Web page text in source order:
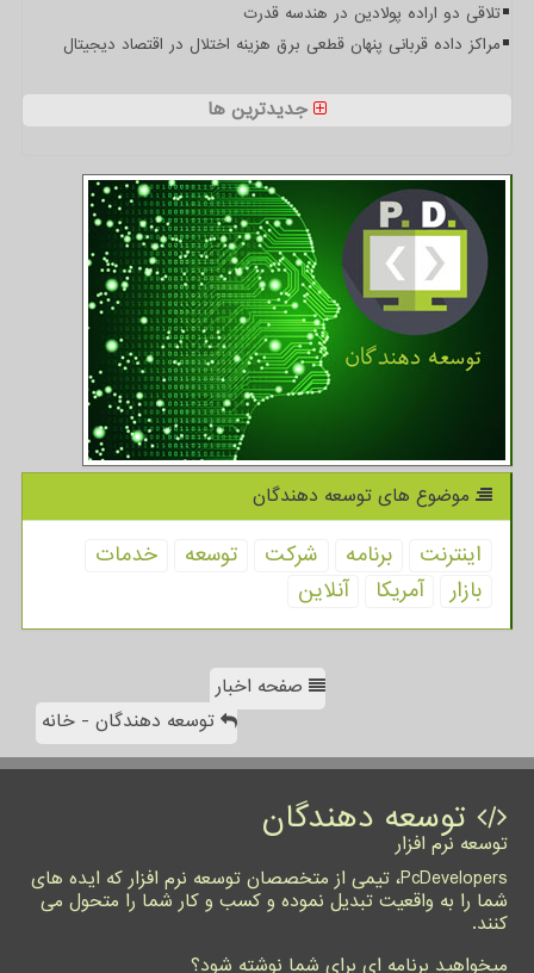
تلاقی دو اراده پولادین در هندسه قدرت
مراکز داده قربانی پنهان قطعی برق هزینه اختلال در اقتصاد دیجیتال
جدیدترین ها
موضوع های توسعه دهندگان
اینترنت برنامه شركت توسعه
خدمات
بازار
آمریكا آنلاین
صفحه اخبار
توسعه دهندگان - خانه
توسعه دهندگان
توسعه نرم افزار
PcDevelopers، تیمی از متخصصان توسعه نرم افزار که ایده های
شما را به واقعیت تبدیل نموده و کسب و کار شما را متحول می
کنند.
میخواهید برنامه ای برای شما نوشته شود؟